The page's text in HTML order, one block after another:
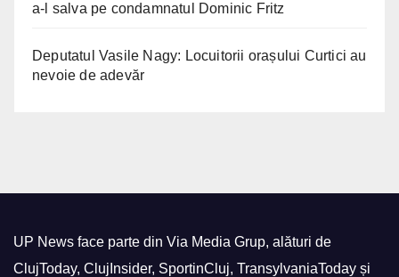
a-l salva pe condamnatul Dominic Fritz
Deputatul Vasile Nagy: Locuitorii orașului Curtici au
nevoie de adevăr
UP News face parte din Via Media Grup, alături de
ClujToday, ClujInsider, SportinCluj, TransylvaniaToday și